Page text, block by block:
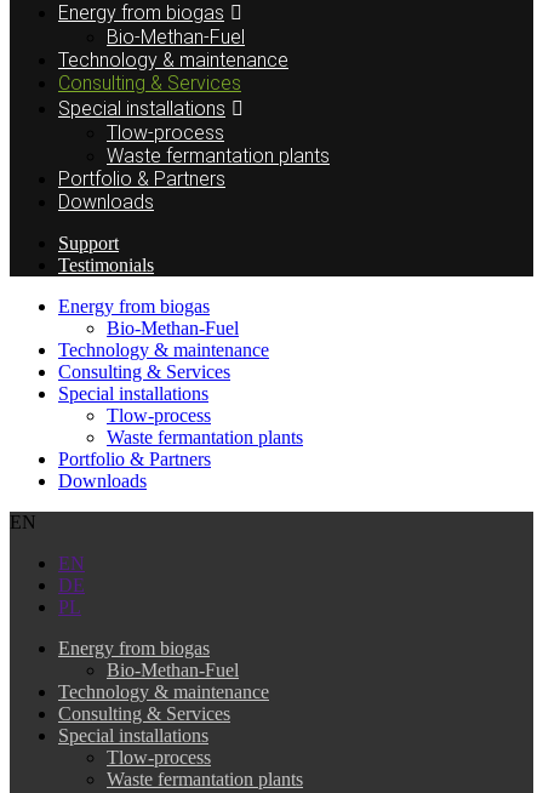
Energy from biogas
Bio-Methan-Fuel
Technology & maintenance
Consulting & Services
Special installations
Tlow-process
Waste fermantation plants
Portfolio & Partners
Downloads
Support
Testimonials
Energy from biogas
Bio-Methan-Fuel
Technology & maintenance
Consulting & Services
Special installations
Tlow-process
Waste fermantation plants
Portfolio & Partners
Downloads
EN
EN
DE
PL
Energy from biogas
Bio-Methan-Fuel
Technology & maintenance
Consulting & Services
Special installations
Tlow-process
Waste fermantation plants